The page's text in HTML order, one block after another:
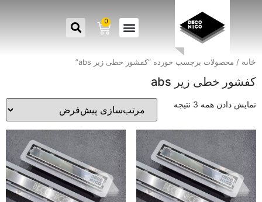
0
خانه / محصولات برچسب خورده “کفشور خطی زیر abs”
کفشور خطی زیر abs
نمایش دادن همه 3 نتیجه